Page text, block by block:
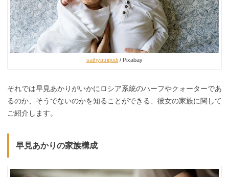
sathyatripodi / Pixabay
それでは早見あかりがいかにロシア系統のハーフやクォーターであ
るのか、そうでないのかを知ることができる、彼女の家族に関して
ご紹介します。
早見あかりの家族構成